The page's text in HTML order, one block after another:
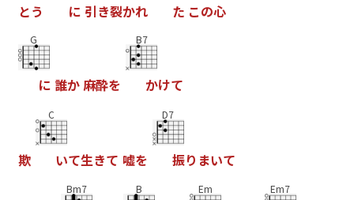
とう に 引き裂かれ た この心
G
に 誰か麻酔を
B7
かけて
欺
C
いて生きて 嘘を
D7
振り まいて
Bm7 B Em Em7